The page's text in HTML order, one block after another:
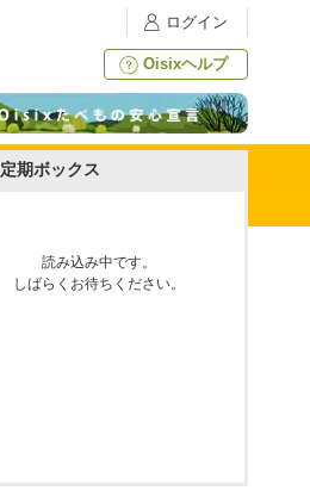
ログイン
Oisixヘルプ
定期ボックス
読み込み中です。
しばらくお待ちください。